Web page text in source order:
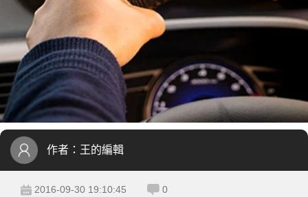
作者： 王的編輯
2016-09-30 19:10:45 0